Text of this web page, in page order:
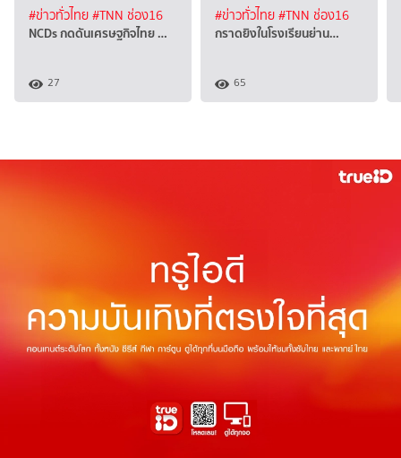
#ข่าวทั่วไทย#TNN ช่อง16
NCDs กดดันเศรษฐกิจไทย …
27
#ข่าวทั่วไทย#TNN ช่อง16
กราดยิงในโรงเรียนย่าน…
65